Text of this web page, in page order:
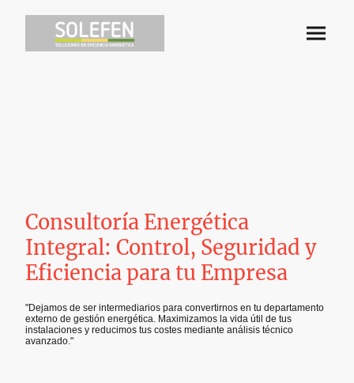
Consultoría Energética
Integral: Control, Seguridad y
Eficiencia para tu Empresa
"Dejamos de ser intermediarios para convertirnos en tu departamento
externo de gestión energética. Maximizamos la vida útil de tus
instalaciones y reducimos tus costes mediante análisis técnico
avanzado."